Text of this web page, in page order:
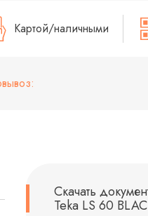
Картой/наличными
Скачать
Teka LS 60